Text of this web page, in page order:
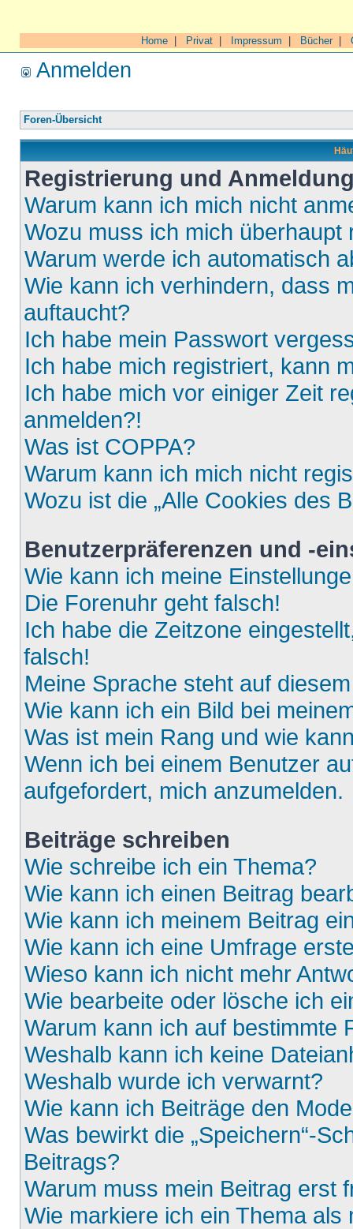
Home Privat Impressum Bücher|
Anmelden
Foren-Übersicht
Registrierung und
Warum kann ich mich nicht
Wozu muss ich mich überhaupt
Warum werde ich automatisch
Wie kann ich verhindern, dass
auftaucht?
Ich habe mein Passwort
Ich habe mich registriert, kann
Ich habe mich vor einiger Zeit
anmelden?!
Was ist COPPA?
Warum kann ich mich nicht
Wozu ist die „Alle Cookies des
Benutzerpräferenzen und -
Wie kann ich meine
Die Forenuhr geht falsch!
Ich habe die Zeitzone
falsch!
Meine Sprache steht auf
Wie kann ich ein Bild bei
Was ist mein Rang und wie
Wenn ich bei einem Benutzer
aufgefordert, mich anzumelden.
Beiträge schreiben
Wie schreibe ich ein Thema?
Wie kann ich einen Beitrag
Wie kann ich meinem Beitrag
Wie kann ich eine Umfrage
Wieso kann ich nicht mehr
Wie bearbeite oder lösche ich
Warum kann ich auf bestimmte
Weshalb kann ich keine
Weshalb wurde ich verwarnt?
Wie kann ich Beiträge den
Was bewirkt die „Speichern“-
Beitrags?
Warum muss mein Beitrag erst
Wie markiere ich ein Thema als